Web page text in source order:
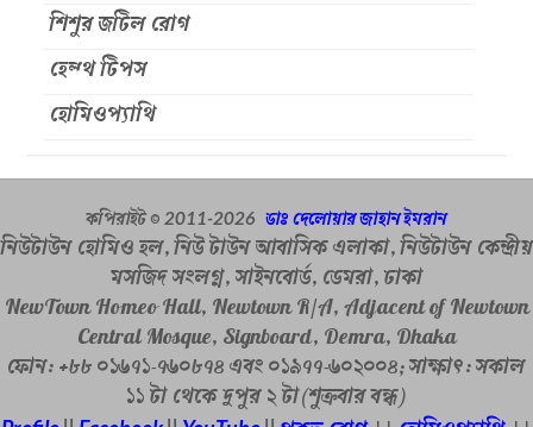
শিশুর জটিল রোগ
হেল্থ টিপস
হোমিওপ্যাথি
কপিরাইট © 2011-2026 ডাঃ দেলোয়ার জাহান ইমরান
নিউটাউন হোমিও হল, নিউ টাউন আবাসিক এলাকা, নিউটাউন কেন্দ্রীয়
মসজিদ সংলগ্ন, সাইনবোর্ড, ডেমরা, ঢাকা
NewTown Homeo Hall, Newtown R/A, Adjacent of Newtown
Central Mosque, Signboard, Demra, Dhaka
ফোন: +৮৮ ০১৬৭১-৭৬০৮৭৪ এবং ০১৯৭৭-৬০২০০৪; সাক্ষাৎ: সকাল
১১ টা থেকে দুপুর ২ টা(শুক্রবার বন্ধ)